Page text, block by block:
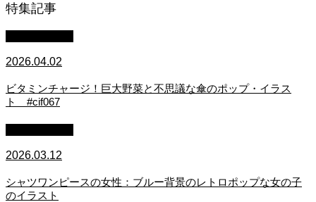
特集記事
2026.04.02
ビタミンチャージ！巨大野菜と不思議な傘のポップ・イラス
ト #cif067
2026.03.12
シャツワンピースの女性：ブルー背景のレトロポップな女の子
のイラスト